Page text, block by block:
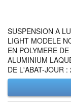
SUSPENSION A
LIGHT MODELE
EN POLYMERE
ALUMINIUM
DE L'ABAT-JOUR :